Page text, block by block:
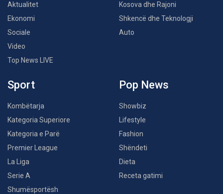
Aktualitet
Ekonomi
Sociale
Video
Top News LIVE
Kosova dhe Rajoni
Shkencë dhe Teknologji
Auto
Sport
Kombëtarja
Kategoria Superiore
Kategoria e Parë
Premier League
La Liga
Serie A
Shumësportësh
Pop News
Showbiz
Lifestyle
Fashion
Shëndeti
Dieta
Receta gatimi